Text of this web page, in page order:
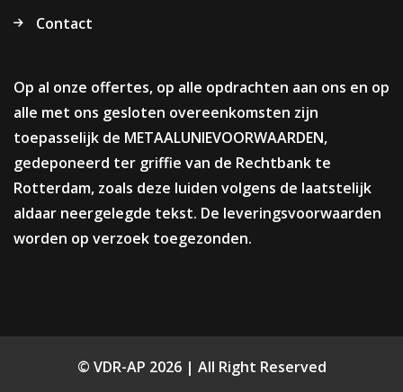
Contact
Op al onze offertes, op alle opdrachten aan ons en op
alle met ons gesloten overeenkomsten zijn
toepasselijk de METAALUNIEVOORWAARDEN,
gedeponeerd ter griffie van de Rechtbank te
Rotterdam, zoals deze luiden volgens de laatstelijk
aldaar neergelegde tekst. De leveringsvoorwaarden
worden op verzoek toegezonden.
© VDR-AP 2026 | All Right Reserved